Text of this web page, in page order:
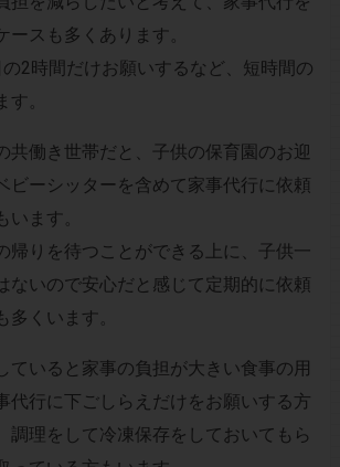
スも多くあります。
2時間だけお願いするなど、短時間の
。
共働き世帯だと、子供の保育園のお迎
ビーシッターを含めて家事代行に依頼
ます。
帰りを待つことができる上に、子供一
ないので安心だと感じて定期的に依頼
多くいます。
ていると家事の負担が大きい食事の用
代行に下ごしらえだけをお願いする方
調理をして冷凍保存をしておいてもら